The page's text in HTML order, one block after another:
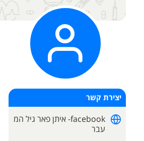
יצירת קשר
facebook- איתן פאר גיל המ
עבר